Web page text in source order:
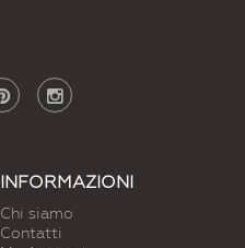
INFORMAZIONI
Chi siamo
Contatti